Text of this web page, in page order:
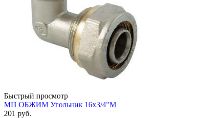
Быстрый просмотр
МП ОБЖИМ Угольник 16х3/4"М
201 руб.